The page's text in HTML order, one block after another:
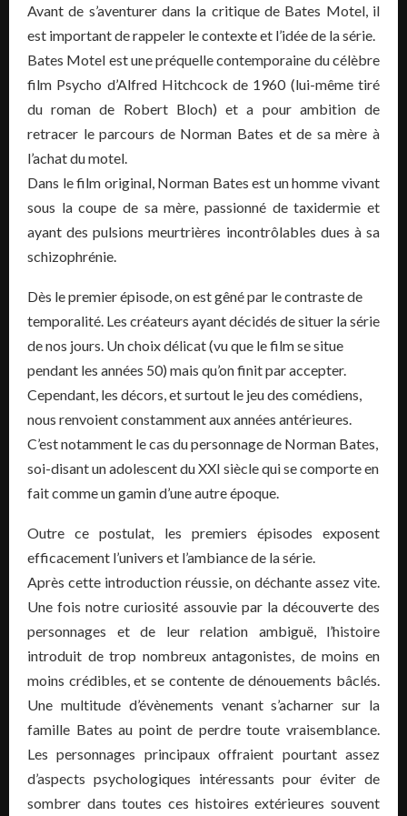
Avant de s’aventurer dans la critique de Bates Motel, il
est important de rappeler le contexte et l’idée de la série.
Bates Motel est une préquelle contemporaine du célèbre
film Psycho d’Alfred Hitchcock de 1960 (lui-même tiré
du roman de Robert Bloch) et a pour ambition de
retracer le parcours de Norman Bates et de sa mère à
l’achat du motel.
Dans le film original, Norman Bates est un homme vivant
sous la coupe de sa mère, passionné de taxidermie et
ayant des pulsions meurtrières incontrôlables dues à sa
schizophrénie.
Dès le premier épisode, on est gêné par le contraste de
temporalité. Les créateurs ayant décidés de situer la série
de nos jours. Un choix délicat (vu que le film se situe
pendant les années 50) mais qu’on finit par accepter.
Cependant, les décors, et surtout le jeu des comédiens,
nous renvoient constamment aux années antérieures.
C’est notamment le cas du personnage de Norman Bates,
soi-disant un adolescent du XXI siècle qui se comporte en
fait comme un gamin d’une autre époque.
Outre ce postulat, les premiers épisodes exposent
efficacement l’univers et l’ambiance de la série.
Après cette introduction réussie, on déchante assez vite.
Une fois notre curiosité assouvie par la découverte des
personnages et de leur relation ambiguë, l’histoire
introduit de trop nombreux antagonistes, de moins en
moins crédibles, et se contente de dénouements bâclés.
Une multitude d’évènements venant s’acharner sur la
famille Bates au point de perdre toute vraisemblance.
Les personnages principaux offraient pourtant assez
d’aspects psychologiques intéressants pour éviter de
sombrer dans toutes ces histoires extérieures souvent